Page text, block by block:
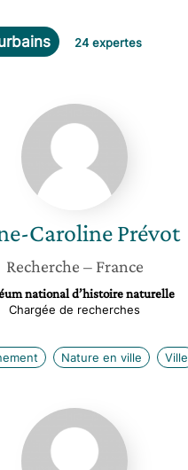
24 expertes
Anne-
Caroline
Prévot
CarolinePrévot
Recherche – France
national d’histoire naturelle
Chargée de recherches
Nature en ville Ville
Emmanuelle
Lallement